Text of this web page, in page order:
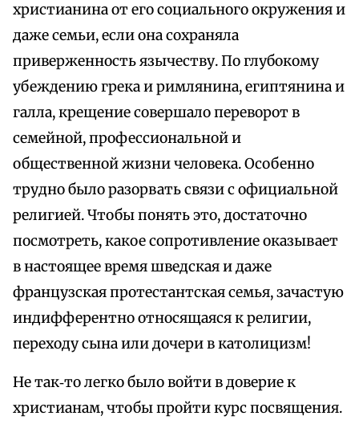
христианина от его социального окружения и
даже семьи, если она сохраняла
приверженность язычеству. По глубокому
убеждению грека и римлянина, египтянина и
галла, крещение совершало переворот в
семейной, профессиональной и
общественной жизни человека. Особенно
трудно было разорвать связи с официальной
религией. Чтобы понять это, достаточно
посмотреть, какое сопротивление оказывает
в настоящее время шведская и даже
французская протестантская семья, зачастую
индифферентно относящаяся к религии,
переходу сына или дочери в католицизм!
Не так‑то легко было войти в доверие к
христианам, чтобы пройти курс посвящения.